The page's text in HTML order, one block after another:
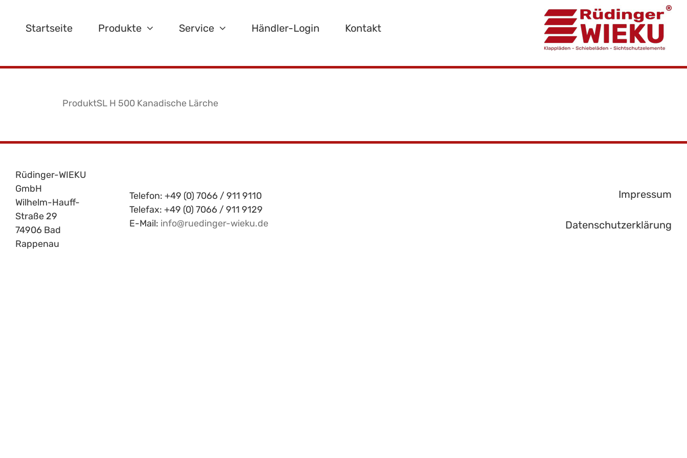
springenStartseite Produkte Service Händler-Login Kontakt
ProduktSL H 500 Kanadische Lärche
Rüdinger-WIEKU
GmbH
Wilhelm-Hauff-
Straße 29
74906 Bad
Rappenau
Telefon: +49 (0) 7066 / 911 9110
Telefax: +49 (0) 7066 / 911 9129
E-Mail: info@ruedinger-wieku.de
Impressum
Datenschutzerklärung